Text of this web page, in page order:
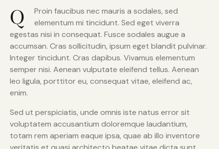
Q
Proin faucibus nec mauris a sodales, sed
elementum mi tincidunt. Sed eget viverra
egestas nisi in consequat. Fusce sodales augue a
accumsan. Cras sollicitudin, ipsum eget blandit pulvinar.
Integer tincidunt. Cras dapibus. Vivamus elementum
semper nisi. Aenean vulputate eleifend tellus. Aenean
leo ligula, porttitor eu, consequat vitae, eleifend ac,
enim.
Sed ut perspiciatis, unde omnis iste natus error sit
voluptatem accusantium doloremque laudantium,
totam rem aperiam eaque ipsa, quae ab illo inventore